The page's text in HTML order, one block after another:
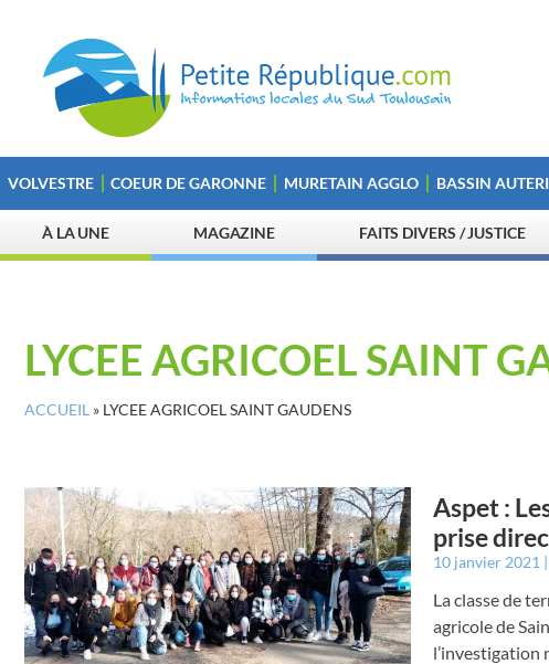
VOLVESTRE COEUR DE GARONNE MURETAIN AGGLO BASSIN
À LA UNE MAGAZINE FAITS DIVERS / JUSTICE
LYCEE AGRICOEL SAINT
ACCUEIL » LYCEE AGRICOEL SAINT GAUDENS
Aspet :
prise
10 janvier 2021
La classe de
agricole de
l’investigation